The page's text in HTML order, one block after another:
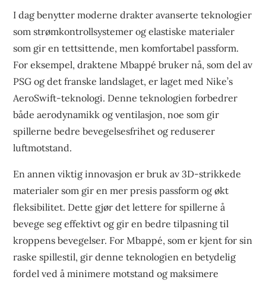
I dag benytter moderne drakter avanserte teknologier
som strømkontrollsystemer og elastiske materialer
som gir en tettsittende, men komfortabel passform.
For eksempel, draktene Mbappé bruker nå, som del av
PSG og det franske landslaget, er laget med Nike’s
AeroSwift-teknologi. Denne teknologien forbedrer
både aerodynamikk og ventilasjon, noe som gir
spillerne bedre bevegelsesfrihet og reduserer
luftmotstand.
En annen viktig innovasjon er bruk av 3D-strikkede
materialer som gir en mer presis passform og økt
fleksibilitet. Dette gjør det lettere for spillerne å
bevege seg effektivt og gir en bedre tilpasning til
kroppens bevegelser. For Mbappé, som er kjent for sin
raske spillestil, gir denne teknologien en betydelig
fordel ved å minimere motstand og maksimere